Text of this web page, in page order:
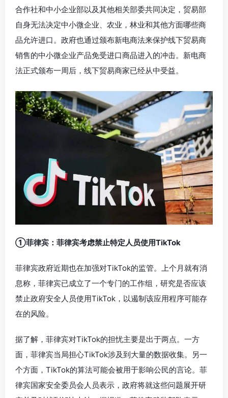
合作社和中小企业部以及其他相关部委共同决定，贸易部
自身无法决定中小微企业、农业，林业和其他方面哪些商
品允许进口。政府也通过颁布新电商法来保护线下贸易商
销售的中小微企业产品免受进口商品进入的冲击。新电商
法正式颁布一周后，线下贸易商家已经从中受益。
①菲律宾：菲律宾考虑禁止特定人员使用TikTok
菲律宾政府近期也在加强对TikTok的监管。上个月就有消
息称，菲律宾已成立了一个专门的工作组，研究是否应该
禁止政府安全人员使用TikTok，以遏制该应用程序可能存
在的风险。
据了解，菲律宾对TikTok的担忧主要是出于两点。一方
面，菲律宾当局担心TikTok涉及到大量的数据收集。另一
个方面，TikTok的算法可能会被用于影响公民的言论。菲
律宾国家安全委员会人员表示，政府将就这些问题展开研